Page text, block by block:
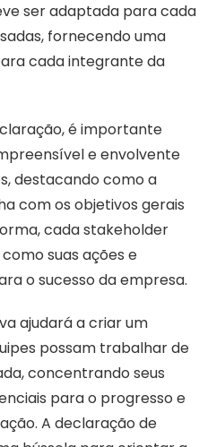
ser adaptada para cada
fornecendo uma
cada integrante da
é importante
e envolvente
destacando como a
com os objetivos gerais
cada stakeholder
suas ações e
o sucesso da empresa.
ajudará a criar um
possam trabalhar de
concentrando seus
para o progresso e
A declaração de